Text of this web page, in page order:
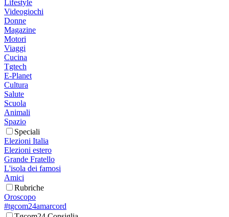
Lifestyle
Videogiochi
Donne
Magazine
Motori
Viaggi
Cucina
Tgtech
E-Planet
Cultura
Salute
Scuola
Animali
Spazio
Speciali
Elezioni Italia
Elezioni estero
Grande Fratello
L'isola dei famosi
Amici
Rubriche
Oroscopo
#tgcom24amarcord